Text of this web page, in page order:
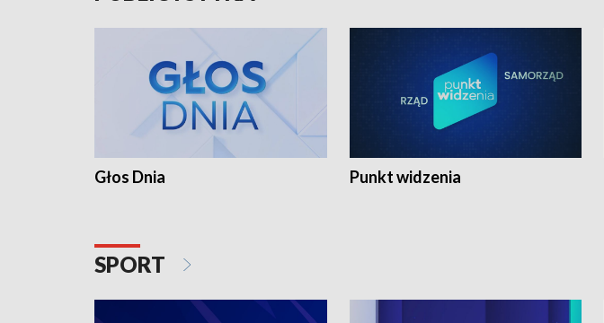
Głos Dnia Punkt widzenia
SPORT